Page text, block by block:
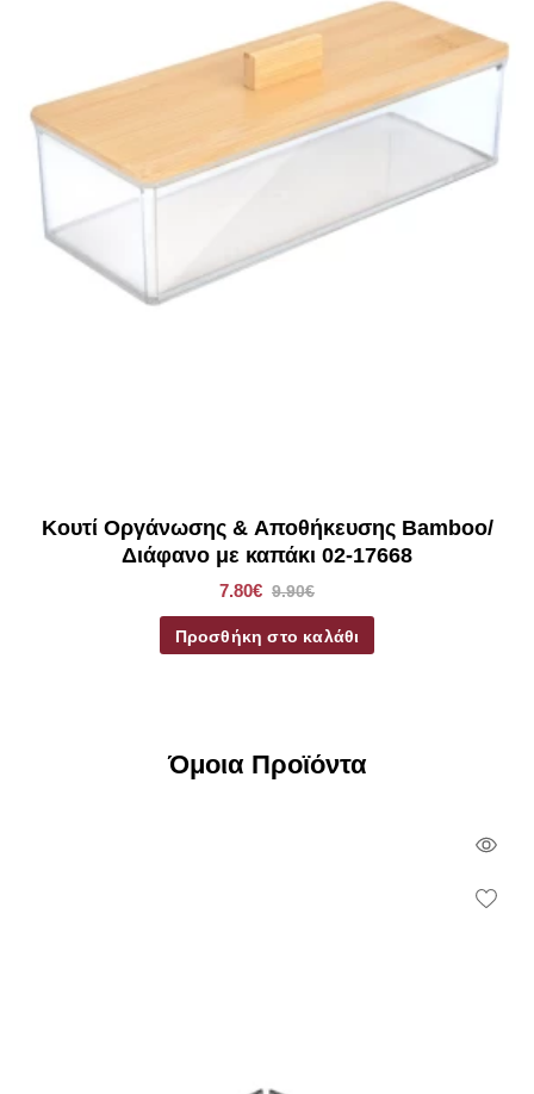
Κουτί Οργάνωσης & Αποθήκευσης Bamboo/
Διάφανο με καπάκι 02-17668
7.80€ 9.90€
Προσθήκη στο καλάθι
Όμοια Προϊόντα